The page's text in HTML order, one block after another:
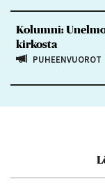
Kolumni:
kirkosta
PUHEENVUOROT